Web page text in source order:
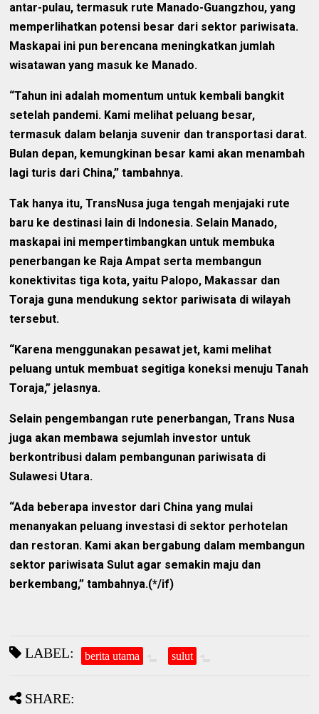
antar-pulau, termasuk rute Manado-Guangzhou, yang
memperlihatkan potensi besar dari sektor pariwisata.
Maskapai ini pun berencana meningkatkan jumlah
wisatawan yang masuk ke Manado.
“Tahun ini adalah momentum untuk kembali bangkit
setelah pandemi. Kami melihat peluang besar,
termasuk dalam belanja suvenir dan transportasi darat.
Bulan depan, kemungkinan besar kami akan menambah
lagi turis dari China,” tambahnya.
Tak hanya itu, TransNusa juga tengah menjajaki rute
baru ke destinasi lain di Indonesia. Selain Manado,
maskapai ini mempertimbangkan untuk membuka
penerbangan ke Raja Ampat serta membangun
konektivitas tiga kota, yaitu Palopo, Makassar dan
Toraja guna mendukung sektor pariwisata di wilayah
tersebut.
“Karena menggunakan pesawat jet, kami melihat
peluang untuk membuat segitiga koneksi menuju Tanah
Toraja,” jelasnya.
Selain pengembangan rute penerbangan, Trans Nusa
juga akan membawa sejumlah investor untuk
berkontribusi dalam pembangunan pariwisata di
Sulawesi Utara.
“Ada beberapa investor dari China yang mulai
menanyakan peluang investasi di sektor perhotelan
dan restoran. Kami akan bergabung dalam membangun
sektor pariwisata Sulut agar semakin maju dan
berkembang,” tambahnya.(*/if)
LABEL: berita utama sulut
SHARE: